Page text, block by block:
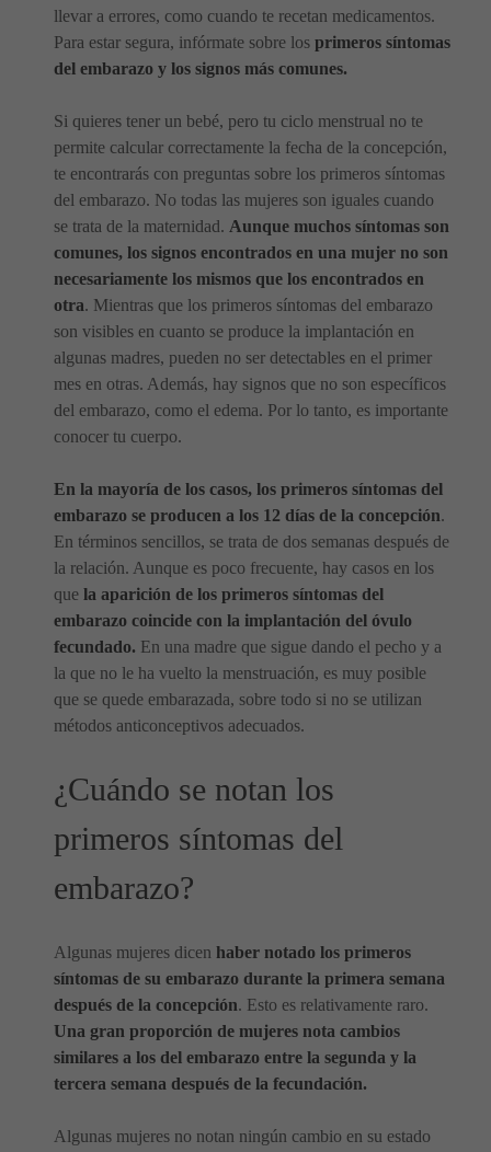
llevar a errores, como cuando te recetan medicamentos.
Para estar segura, infórmate sobre los primeros síntomas
del embarazo y los signos más comunes.
Si quieres tener un bebé, pero tu ciclo menstrual no te
permite calcular correctamente la fecha de la concepción,
te encontrarás con preguntas sobre los primeros síntomas
del embarazo. No todas las mujeres son iguales cuando
se trata de la maternidad. Aunque muchos síntomas son
comunes, los signos encontrados en una mujer no son
necesariamente los mismos que los encontrados en
otra. Mientras que los primeros síntomas del embarazo
son visibles en cuanto se produce la implantación en
algunas madres, pueden no ser detectables en el primer
mes en otras. Además, hay signos que no son específicos
del embarazo, como el edema. Por lo tanto, es importante
conocer tu cuerpo.
En la mayoría de los casos, los primeros síntomas del
embarazo se producen a los 12 días de la concepción.
En términos sencillos, se trata de dos semanas después de
la relación. Aunque es poco frecuente, hay casos en los
que la aparición de los primeros síntomas del
embarazo coincide con la implantación del óvulo
fecundado. En una madre que sigue dando el pecho y a
la que no le ha vuelto la menstruación, es muy posible
que se quede embarazada, sobre todo si no se utilizan
métodos anticonceptivos adecuados.
¿Cuándo se notan los
primeros síntomas del
embarazo?
Algunas mujeres dicen haber notado los primeros
síntomas de su embarazo durante la primera semana
después de la concepción. Esto es relativamente raro.
Una gran proporción de mujeres nota cambios
similares a los del embarazo entre la segunda y la
tercera semana después de la fecundación.
Algunas mujeres no notan ningún cambio en su estado